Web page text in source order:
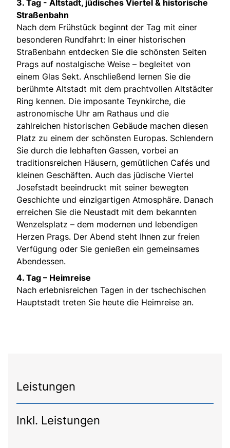
3. Tag - Altstadt, jüdisches Viertel & historische
Straßenbahn
Nach dem Frühstück beginnt der Tag mit einer
besonderen Rundfahrt: In einer historischen
Straßenbahn entdecken Sie die schönsten Seiten
Prags auf nostalgische Weise – begleitet von
einem Glas Sekt. Anschließend lernen Sie die
berühmte Altstadt mit dem prachtvollen Altstädter
Ring kennen. Die imposante Teynkirche, die
astronomische Uhr am Rathaus und die
zahlreichen historischen Gebäude machen diesen
Platz zu einem der schönsten Europas. Schlendern
Sie durch die lebhaften Gassen, vorbei an
traditionsreichen Häusern, gemütlichen Cafés und
kleinen Geschäften. Auch das jüdische Viertel
Josefstadt beeindruckt mit seiner bewegten
Geschichte und einzigartigen Atmosphäre. Danach
erreichen Sie die Neustadt mit dem bekannten
Wenzelsplatz – dem modernen und lebendigen
Herzen Prags. Der Abend steht Ihnen zur freien
Verfügung oder Sie genießen ein gemeinsames
Abendessen.
4. Tag – Heimreise
Nach erlebnisreichen Tagen in der tschechischen
Hauptstadt treten Sie heute die Heimreise an.
Leistungen
Inkl. Leistungen